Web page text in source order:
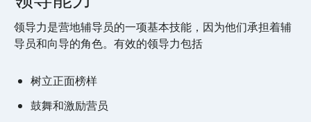
领导力是营地辅导员的一项基本技能，因为他们承担着辅
导员和向导的角色。有效的领导力包括
树立正面榜样
鼓舞和激励营员